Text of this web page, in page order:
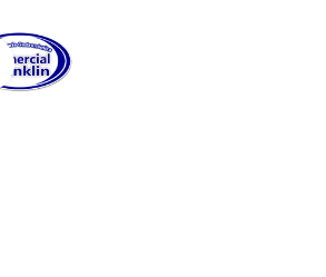
Haga clic para ampliar